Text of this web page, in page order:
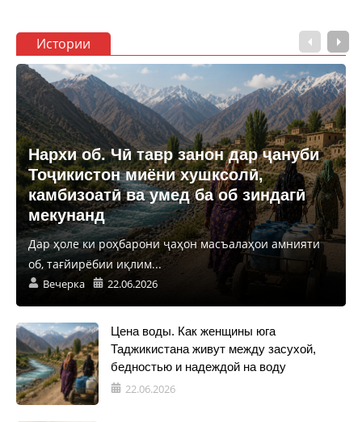
Истории
Нархи об. Чӣ тавр занон дар ҷануби
Тоҷикистон миёни хушксолӣ,
камбизоатӣ ва умед ба об зиндагӣ
мекунанд
Дар ҳоле ки роҳбарони ҷаҳон масъалаҳои амнияти
об, тағйирёбии иқлим...
Вечерка 22.06.2026
Цена воды. Как женщины юга
Таджикистана живут между засухой,
бедностью и надеждой на воду
22.06.2026